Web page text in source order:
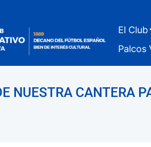
El Club
Palcos
NUESTRA CANTERA